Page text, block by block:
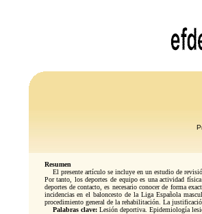
Resumen
El presente artículo se incluye en un estudio de
Por tanto, los deportes de equipo es una actividad
deportes de contacto, es necesario conocer de forma
incidencias en el baloncesto de la Liga Española
procedimiento general de la rehabilitación. La
Palabras clave:Lesión deportiva. Epidemiología